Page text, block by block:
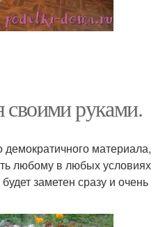
своими руками.
материала,
любому в любых условиях
заметен сразу и очень